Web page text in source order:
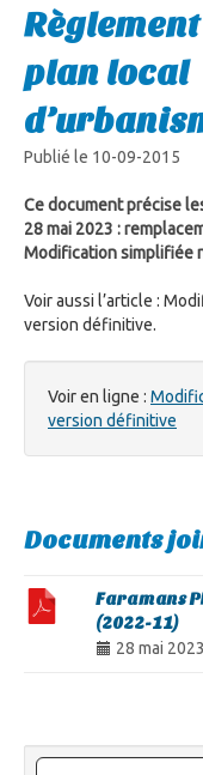
Culture Loisirs
Associations
Environnement
Infos pratiques
plan local
Publié le 10-09-2015
Ce document précise
28 mai 2023 :
Modification simplifiée
Voir aussi l’article :
version définitive.
Voir en ligne :
version définitive
Documents
Faramans
(2022-11)
28 mai 2023